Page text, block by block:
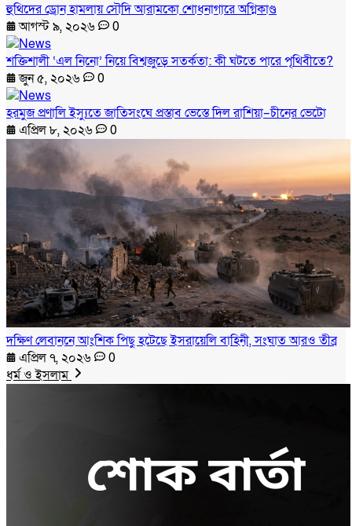
হুথিদের ড্রোন হামলায় সৌদি আরামকো শোধনাগারে অগ্নিকাণ্ড
আগস্ট ৯, ২০২৬
0
শক্তিশালী ‘এল নিনো’ নিয়ে বিশ্বজুড়ে সতর্কতা: কী ঘটতে পারে পৃথিবীতে?
জুন ৫, ২০২৬
0
হরমুজ প্রণালি ইস্যুতে জাতিসংঘে প্রস্তাব ভেস্তে দিল রাশিয়া–চীনের ভেটো
এপ্রিল ৮, ২০২৬
0
দক্ষিণ লেবাননে আংশিক পিছু হটেছে ইসরায়েলি বাহিনী, সংঘাত আরও তীব্র
এপ্রিল ৭, ২০২৬
0
ধর্ম ও ইসলাম